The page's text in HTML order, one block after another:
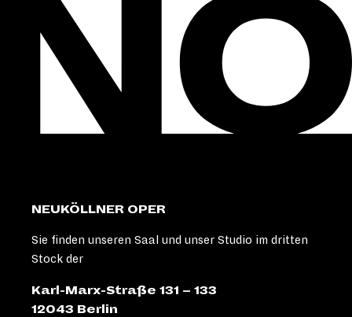
NEUKÖLLNER OPER
Sie finden unseren Saal und unser Studio im dritten
Stock der
Karl-Marx-Straße 131 – 133
12043 Berlin